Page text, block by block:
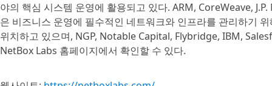
야의 핵심 시스템 운영에 활용되고 있다. ARM, CoreWeave,
은 비즈니스 운영에 필수적인 네트워크와 인프라를 관리하기
위치하고 있으며, NGP, Notable Capital, Flybridge, IBM,
NetBox Labs 홈페이지에서 확인할 수 있다.